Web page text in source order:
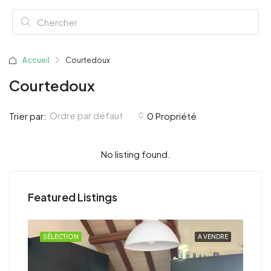
Accueil Courtedoux
Courtedoux
0 Propriété
Trier par: Ordre par défaut
No listing found.
Featured Listings
A VENDRE
SÉLECTION